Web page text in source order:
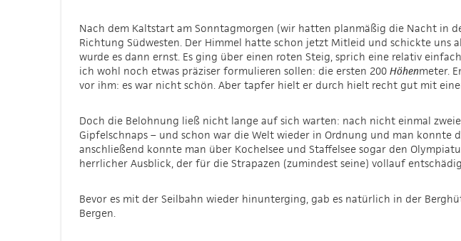
Nach dem Kaltstart am Sonntagmorgen (wir hatten planmäßig die Nacht in
Richtung Südwesten. Der Himmel hatte schon jetzt Mitleid und schickte
wurde es dann ernst. Es ging über einen roten Steig, sprich eine relativ
ich wohl noch etwas präziser formulieren sollen: die ersten 200 Höhenmeter.
vor ihm: es war nicht schön. Aber tapfer hielt er durch hielt recht gut mit
Doch die Belohnung ließ nicht lange auf sich warten: nach nicht einmal
Gipfelschnaps – und schon war die Welt wieder in Ordnung und man
anschließend konnte man über Kochelsee und Staffelsee sogar den
herrlicher Ausblick, der für die Strapazen (zumindest seine) vollauf
Bevor es mit der Seilbahn wieder hinunterging, gab es natürlich in der
Bergen.